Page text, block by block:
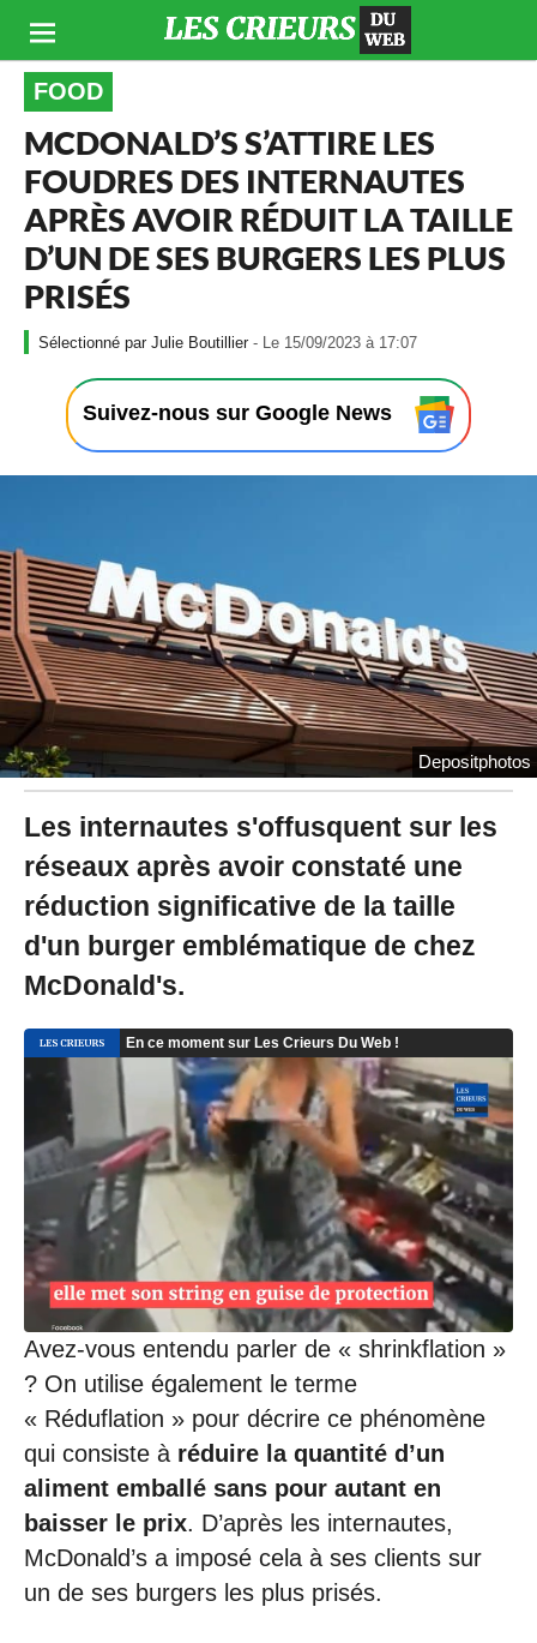
FOOD
MCDONALD’S S’ATTIRE LES
FOUDRES DES INTERNAUTES
APRÈS AVOIR RÉDUIT LA TAILLE
D’UN DE SES BURGERS LES PLUS
PRISÉS
Julie Boutillier - Le 15/09/2023 à 17:07
1
5
/
0
à
1
7
:
0
7
Suivez-nous sur Google News
Depositphotos
Les internautes s'offusquent sur les
réseaux après avoir constaté une
réduction significative de la taille
d'un burger emblématique de chez
McDonald's.
Avez-vous entendu parler de « shrinkflation »
? On utilise également le terme
« Réduflation » pour décrire ce phénomène
qui consiste à réduire la quantité d’un
aliment emballé sans pour autant en
baisser le prix. D’après les internautes,
McDonald’s a imposé cela à ses clients sur
un de ses burgers les plus prisés.